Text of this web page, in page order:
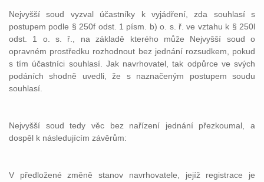
Nejvyšší soud vyzval účastníky k vyjádření, zda souhlasí s
postupem podle § 250f odst. 1 písm. b) o. s. ř. ve vztahu k § 250l
odst. 1 o. s. ř., na základě kterého může Nejvyšší soud o
opravném prostředku rozhodnout bez jednání rozsudkem, pokud
s tím účastníci souhlasí. Jak navrhovatel, tak odpůrce ve svých
podáních shodně uvedli, že s naznačeným postupem soudu
souhlasí.
Nejvyšší soud tedy věc bez nařízení jednání přezkoumal, a
dospěl k následujícím závěrům:
V předložené změně stanov navrhovatele, jejíž registrace je